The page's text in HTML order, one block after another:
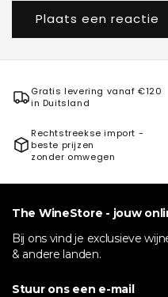
Gratis levering vanaf €120
in Duitsland
Rechtstreekse import -
beste prijzen
zonder omwegen
The WineStore - jouw
Bij ons vind je exclusieve
& andere landen.
Stuur ons een e-mail